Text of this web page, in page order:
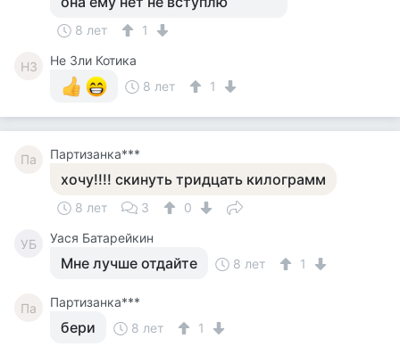
8 лет 1
НЗ
Не Зли Котика
8 лет
1
Па Партизанка***
хочу!!!! скинуть тридцать килограмм
8 лет 3 0
УБ Уася Батарейкин
Мне лучше отдайте 8 лет 1
Па Партизанка***
бери 8 лет 1